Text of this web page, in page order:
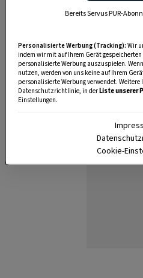
Bereits Servus PUR-
Personalisierte Werbung (Tracking): Wir
indem wir mit auf Ihrem Gerät
personalisierte Werbung auszuspielen.
nutzen, werden von uns keine auf Ihrem
personalisierte Werbung verwendet.
Datenschutzrichtlinie, in derListe unserer
Einstellungen.
Cookie-